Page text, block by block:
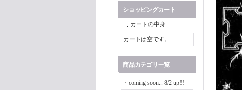
ショッピングカート
カートの中身
カートは空です。
商品カテゴリ一覧
coming soon... 8/2 up!!!